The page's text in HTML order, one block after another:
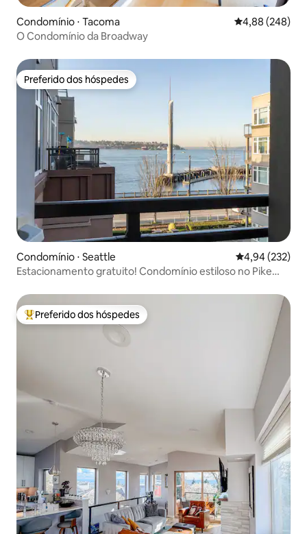
Condomínio ⋅ Tacoma 4,88 de uma
4,88 (248)
O Condomínio da Broadway
Preferido dos hóspedes
Preferido dos hóspedes
Condomínio ⋅ Seattle 4,94 de uma
4,94 (232)
Estacionamento gratuito! Condomínio estiloso no Pike
Entre os melhores preferidos dos hóspedes
Preferido dos hóspedes